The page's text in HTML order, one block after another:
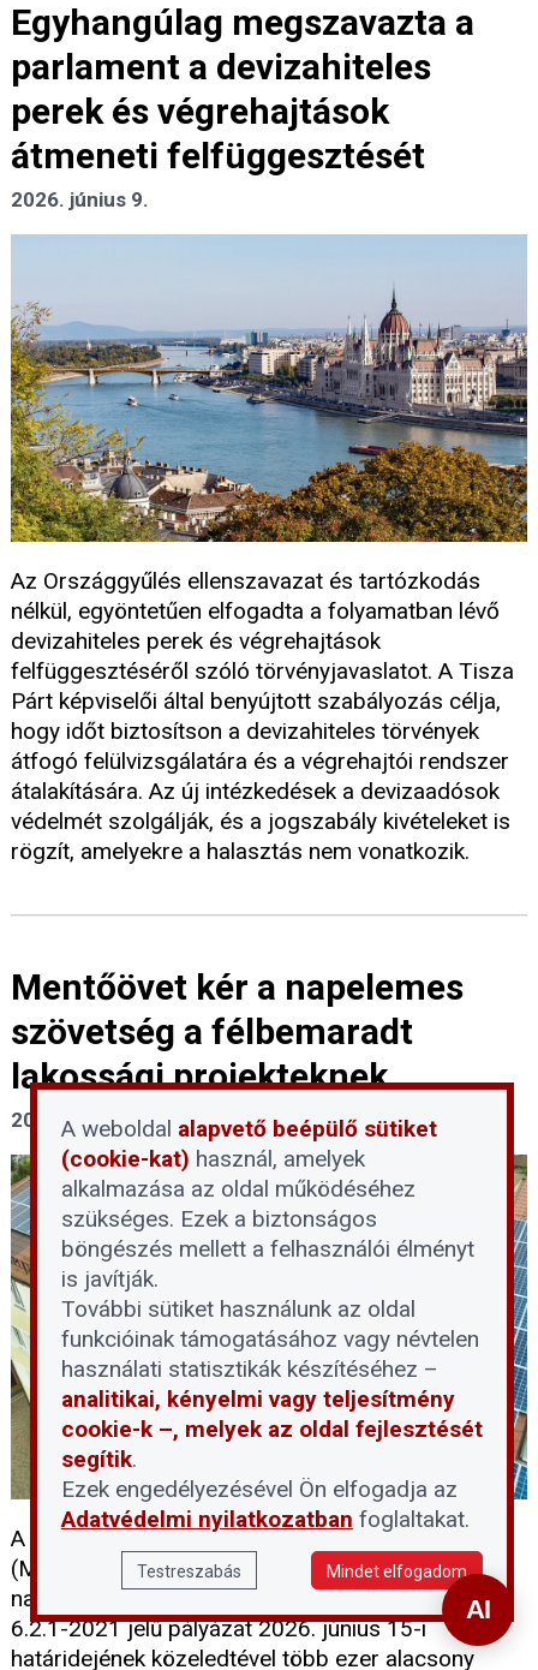
Egyhangúlag megszavazta a
parlament a devizahiteles
perek és végrehajtások
átmeneti felfüggesztését
2026. június 9.
Az Országgyűlés ellenszavazat és tartózkodás
nélkül, egyöntetűen elfogadta a folyamatban lévő
devizahiteles perek és végrehajtások
felfüggesztéséről szóló törvényjavaslatot. A Tisza
Párt képviselői által benyújtott szabályozás célja,
hogy időt biztosítson a devizahiteles törvények
átfogó felülvizsgálatára és a végrehajtói rendszer
átalakítására. Az új intézkedések a devizaadósok
védelmét szolgálják, és a jogszabály kivételeket is
rögzít, amelyekre a halasztás nem vonatkozik.
Mentőövet kér a napelemes
szövetség a félbemaradt
lakossági projekteknek
2026. június 8.
A Magyar Napelem Napkollektor Szövetség
(MNNSZ) arra figyelmeztet, hogy a lakossági
napelemes rendszerek támogatását célzó RRF-
6.2.1-2021 jelű pályázat 2026. június 15-i
határidejének közeledtével több ezer alacsony
A weboldal alapvető beépülő sütiket
(cookie-kat) használ, amelyek
alkalmazása az oldal működéséhez
szükséges. Ezek a biztonságos
böngészés mellett a felhasználói élményt
is javítják.
További sütiket használunk az oldal
funkcióinak támogatásához vagy névtelen
használati statisztikák készítéséhez –
analitikai, kényelmi vagy teljesítmény
cookie-k –, melyek az oldal fejlesztését
segítik.
Ezek engedélyezésével Ön elfogadja az
Adatvédelmi nyilatkozatban foglaltakat.
Testreszabás Mindet elfogadom